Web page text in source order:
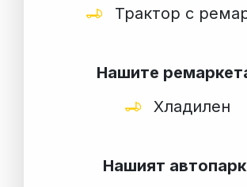
Трактор с
Нашите
Хладилен
Нашият